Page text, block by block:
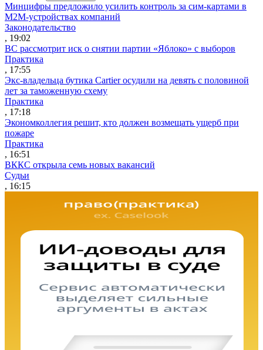
Минцифры предложило усилить контроль за сим-картами в
M2M-устройствах компаний
Законодательство
, 19:02
ВС рассмотрит иск о снятии партии «Яблоко» с выборов
Практика
, 17:55
Экс-владельца бутика Cartier осудили на девять с половиной
лет за таможенную схему
Практика
, 17:18
Экономколлегия решит, кто должен возмещать ущерб при
пожаре
Практика
, 16:51
ВККС открыла семь новых вакансий
Судьи
, 16:15